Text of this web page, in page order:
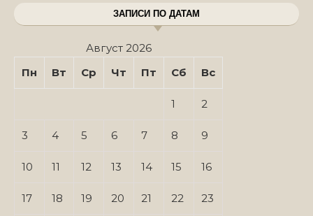
ЗАПИСИ ПО ДАТАМ
Август 2026
Пн
Вт Ср Чт Пт Сб Вс
1 2
3 4 5 6 7 8 9
10 11 12 13 14 15 16
17 18 19 20 21 22 23